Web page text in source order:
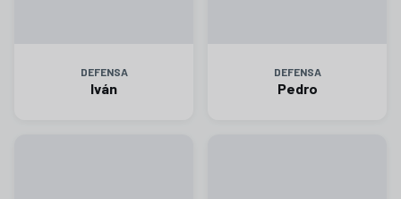
DEFENSA
Iván
DEFENSA
Pedro